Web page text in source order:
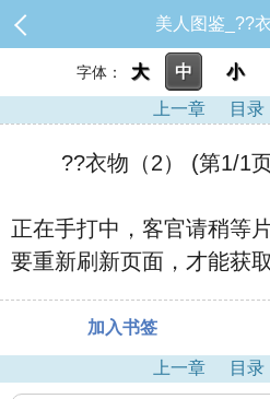
美人图鉴_??
字体： 大 中 小
上一章
目录
??衣物（2） (第1/1
正在手打中，客官请稍等
要重新刷新页面，才能获
加入书签
上一章 目录